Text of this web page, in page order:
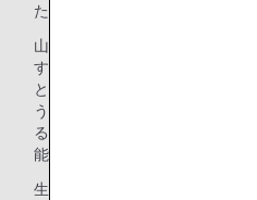
たくさんあります。
山口県岩国市で生産されている
す。生産量も多くはなく、完熟
ともあり、これまでは首都圏で
うな品物を産直モデルの流通に
ることができるようになること
能性につながります。
生産者からは「東京に品物を並